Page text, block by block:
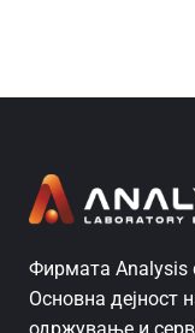
Фирмата Analysis
Основна дејност